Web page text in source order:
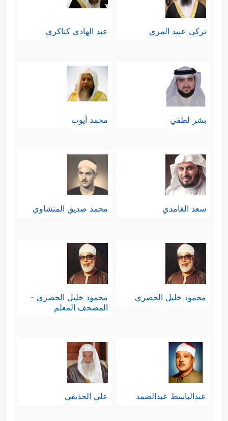
تركي عبيد المري عبد الهادي كناكري
بشر لطفي محمد أيوب
سعد الغامدي محمد صديق المنشاوي
محمود خليل الحصري
محمود خليل الحصري -
المصحف المعلم
عبدالباسط عبدالصمد علي الحذيفي